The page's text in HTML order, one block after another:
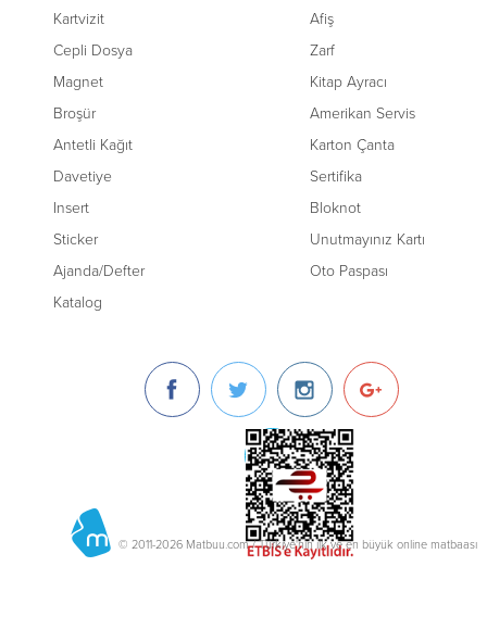
Kartvizit
Cepli Dosya
Magnet
Broşür
Antetli Kağıt
Davetiye
Insert
Sticker
Ajanda/Defter
Katalog
Afiş
Zarf
Kitap Ayracı
Amerikan Servis
Karton Çanta
Sertifika
Bloknot
Unutmayınız Kartı
Oto Paspası
© 2011-2026 Matbuu.com / Türkiye'nin ilk ve en büyük online matbaası